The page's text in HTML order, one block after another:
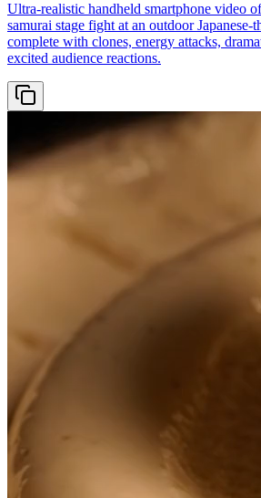
Ultra-realistic handheld smartphone video
samurai stage fight at an outdoor Japanese-
complete with clones, energy attacks,
excited audience reactions.